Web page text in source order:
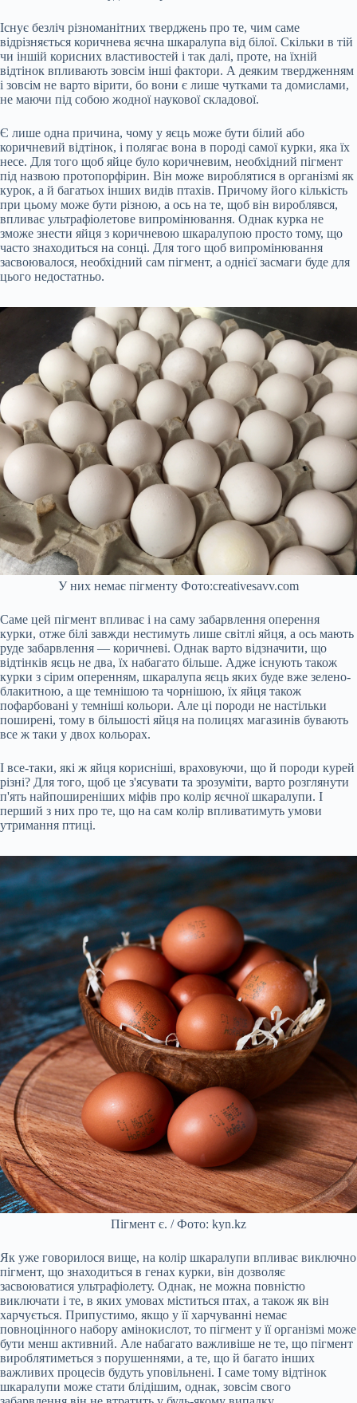
Існує безліч різноманітних тверджень про те, чим саме
відрізняється коричнева яєчна шкаралупа від білої. Скільки в тій
чи іншій корисних властивостей і так далі, проте, на їхній
відтінок впливають зовсім інші фактори. А деяким твердженням
і зовсім не варто вірити, бо вони є лише чутками та домислами,
не маючи під собою жодної наукової складової.
Є лише одна причина, чому у яєць може бути білий або
коричневий відтінок, і полягає вона в породі самої курки, яка їх
несе. Для того щоб яйце було коричневим, необхідний пігмент
під назвою протопорфірин. Він може вироблятися в організмі як
курок, а й багатьох інших видів птахів. Причому його кількість
при цьому може бути різною, а ось на те, щоб він вироблявся,
впливає ультрафіолетове випромінювання. Однак курка не
зможе знести яйця з коричневою шкаралупою просто тому, що
часто знаходиться на сонці. Для того щоб випромінювання
засвоювалося, необхідний сам пігмент, а однієї засмаги буде для
цього недостатньо.
У них немає пігменту Фото:creativesavv.com
Саме цей пігмент впливає і на саму забарвлення оперення
курки, отже білі завжди нестимуть лише світлі яйця, а ось мають
руде забарвлення — коричневі. Однак варто відзначити, що
відтінків яєць не два, їх набагато більше. Адже існують також
курки з сірим оперенням, шкаралупа яєць яких буде вже зелено-
блакитною, а ще темнішою та чорнішою, їх яйця також
пофарбовані у темніші кольори. Але ці породи не настільки
поширені, тому в більшості яйця на полицях магазинів бувають
все ж таки у двох кольорах.
І все-таки, які ж яйця корисніші, враховуючи, що й породи курей
різні? Для того, щоб це з'ясувати та зрозуміти, варто розглянути
п'ять найпоширеніших міфів про колір яєчної шкаралупи. І
перший з них про те, що на сам колір впливатимуть умови
утримання птиці.
Пігмент є. / Фото: kyn.kz
Як уже говорилося вище, на колір шкаралупи впливає виключно
пігмент, що знаходиться в генах курки, він дозволяє
засвоюватися ультрафіолету. Однак, не можна повністю
виключати і те, в яких умовах міститься птах, а також як він
харчується. Припустимо, якщо у її харчуванні немає
повноцінного набору амінокислот, то пігмент у її організмі може
бути менш активний. Але набагато важливіше не те, що пігмент
вироблятиметься з порушеннями, а те, що й багато інших
важливих процесів будуть уповільнені. І саме тому відтінок
шкаралупи може стати блідішим, однак, зовсім свого